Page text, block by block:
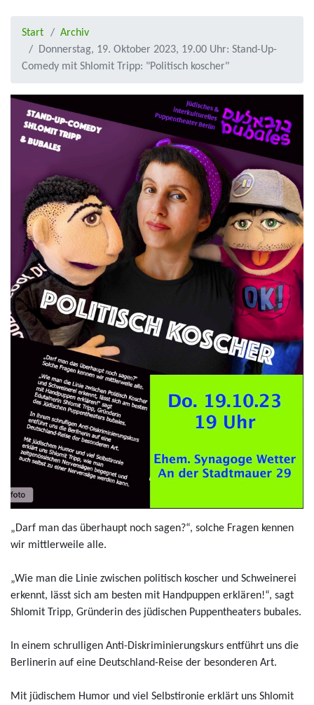
Start
Archiv
Donnerstag, 19. Oktober 2023, 19.00 Uhr: Stand-Up-
Comedy mit Shlomit Tripp: "Politisch koscher"
„Darf man das überhaupt noch sagen?“, solche Fragen kennen
wir mittlerweile alle.
„Wie man die Linie zwischen politisch koscher und Schweinerei
erkennt, lässt sich am besten mit Handpuppen erklären!“, sagt
Shlomit Tripp, Gründerin des jüdischen Puppentheaters bubales.
In einem schrulligen Anti-Diskriminierungskurs entführt uns die
Berlinerin auf eine Deutschland-Reise der besonderen Art.
Mit jüdischem Humor und viel Selbstironie erklärt uns Shlomit